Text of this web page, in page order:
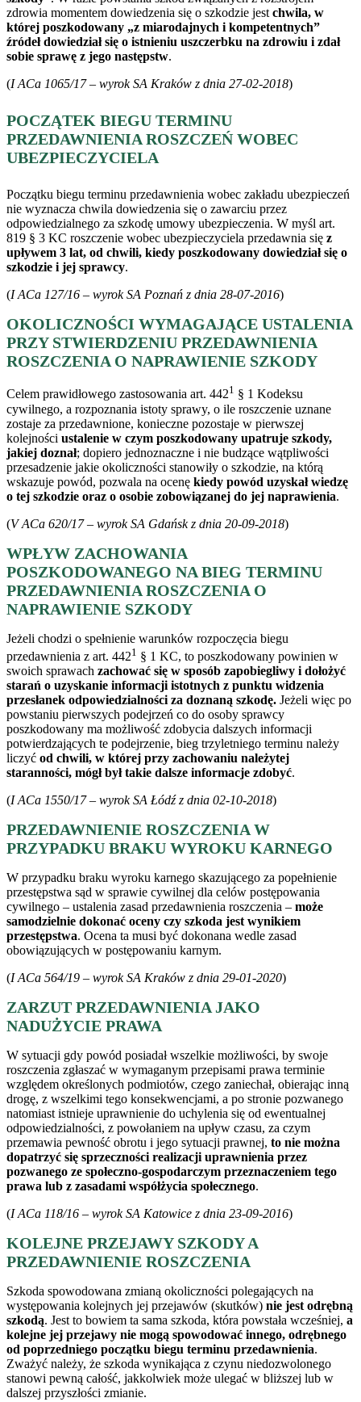
zdrowia momentem dowiedzenia się o szkodzie jest chwila, w
której poszkodowany „z miarodajnych i kompetentnych”
źródeł dowiedział się o istnieniu uszczerbku na zdrowiu i zdał
sobie sprawę z jego następstw.
(I ACa 1065/17 – wyrok SA Kraków z dnia 27-02-2018)
POCZĄTEK BIEGU TERMINU
PRZEDAWNIENIA ROSZCZEŃ WOBEC
UBEZPIECZYCIELA
Początku biegu terminu przedawnienia wobec zakładu ubezpieczeń
nie wyznacza chwila dowiedzenia się o zawarciu przez
odpowiedzialnego za szkodę umowy ubezpieczenia. W myśl art.
819 § 3 KC roszczenie wobec ubezpieczyciela przedawnia się z
upływem 3 lat, od chwili, kiedy poszkodowany dowiedział się o
szkodzie i jej sprawcy.
(I ACa 127/16 – wyrok SA Poznań z dnia 28-07-2016)
OKOLICZNOŚCI WYMAGAJĄCE USTALENIA
PRZY STWIERDZENIU PRZEDAWNIENIA
ROSZCZENIA O NAPRAWIENIE SZKODY
Celem prawidłowego zastosowania art. 4421 § 1 Kodeksu
cywilnego, a rozpoznania istoty sprawy, o ile roszczenie uznane
zostaje za przedawnione, konieczne pozostaje w pierwszej
kolejności ustalenie w czym poszkodowany upatruje szkody,
jakiej doznał; dopiero jednoznaczne i nie budzące wątpliwości
przesadzenie jakie okoliczności stanowiły o szkodzie, na którą
wskazuje powód, pozwala na ocenę kiedy powód uzyskał wiedzę
o tej szkodzie oraz o osobie zobowiązanej do jej naprawienia.
(V ACa 620/17 – wyrok SA Gdańsk z dnia 20-09-2018)
WPŁYW ZACHOWANIA
POSZKODOWANEGO NA BIEG TERMINU
PRZEDAWNIENIA ROSZCZENIA O
NAPRAWIENIE SZKODY
Jeżeli chodzi o spełnienie warunków rozpoczęcia biegu
przedawnienia z art. 4421 § 1 KC, to poszkodowany powinien w
swoich sprawach zachować się w sposób zapobiegliwy i dołożyć
starań o uzyskanie informacji istotnych z punktu widzenia
przesłanek odpowiedzialności za doznaną szkodę. Jeżeli więc po
powstaniu pierwszych podejrzeń co do osoby sprawcy
poszkodowany ma możliwość zdobycia dalszych informacji
potwierdzających te podejrzenie, bieg trzyletniego terminu należy
liczyć od chwili, w której przy zachowaniu należytej
staranności, mógł był takie dalsze informacje zdobyć.
(I ACa 1550/17 – wyrok SA Łódź z dnia 02-10-2018)
PRZEDAWNIENIE ROSZCZENIA W
PRZYPADKU BRAKU WYROKU KARNEGO
W przypadku braku wyroku karnego skazującego za popełnienie
przestępstwa sąd w sprawie cywilnej dla celów postępowania
cywilnego – ustalenia zasad przedawnienia roszczenia – może
samodzielnie dokonać oceny czy szkoda jest wynikiem
przestępstwa. Ocena ta musi być dokonana wedle zasad
obowiązujących w postępowaniu karnym.
(I ACa 564/19 – wyrok SA Kraków z dnia 29-01-2020)
ZARZUT PRZEDAWNIENIA JAKO
NADUŻYCIE PRAWA
W sytuacji gdy powód posiadał wszelkie możliwości, by swoje
roszczenia zgłaszać w wymaganym przepisami prawa terminie
względem określonych podmiotów, czego zaniechał, obierając inną
drogę, z wszelkimi tego konsekwencjami, a po stronie pozwanego
natomiast istnieje uprawnienie do uchylenia się od ewentualnej
odpowiedzialności, z powołaniem na upływ czasu, za czym
przemawia pewność obrotu i jego sytuacji prawnej, to nie można
dopatrzyć się sprzeczności realizacji uprawnienia przez
pozwanego ze społeczno-gospodarczym przeznaczeniem tego
prawa lub z zasadami współżycia społecznego.
(I ACa 118/16 – wyrok SA Katowice z dnia 23-09-2016)
KOLEJNE PRZEJAWY SZKODY A
PRZEDAWNIENIE ROSZCZENIA
Szkoda spowodowana zmianą okoliczności polegających na
występowania kolejnych jej przejawów (skutków) nie jest odrębną
szkodą. Jest to bowiem ta sama szkoda, która powstała wcześniej, a
kolejne jej przejawy nie mogą spowodować innego, odrębnego
od poprzedniego początku biegu terminu przedawnienia.
Zważyć należy, że szkoda wynikająca z czynu niedozwolonego
stanowi pewną całość, jakkolwiek może ulegać w bliższej lub w
dalszej przyszłości zmianie.